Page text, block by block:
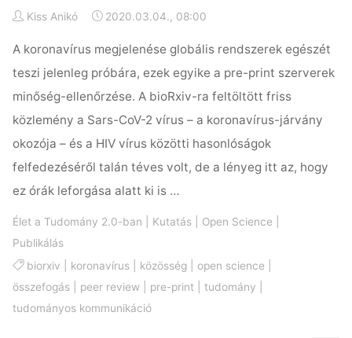
Kiss Anikó 2020.03.04., 08:00
A koronavírus megjelenése globális rendszerek egészét
teszi jelenleg próbára, ezek egyike a pre-print szerverek
minőség-ellenőrzése. A bioRxiv-ra feltöltött friss
közlemény a Sars-CoV-2 vírus – a koronavírus-járvány
okozója – és a HIV vírus közötti hasonlóságok
felfedezéséről talán téves volt, de a lényeg itt az, hogy
ez órák leforgása alatt ki is …
Élet a Tudomány 2.0-ban Kutatás Open Science
Publikálás
biorxiv
koronavírus| közösség| open science
összefogás
peer review pre-print |tudomány
tudományos kommunikáció